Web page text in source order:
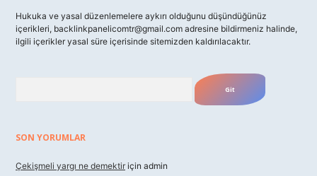
Hukuka ve yasal düzenlemelere aykırı olduğunu düşündüğünüz
içerikleri, backlinkpanelicomtr@gmail.com adresine bildirmeniz halinde,
ilgili içerikler yasal süre içerisinde sitemizden kaldırılacaktır.
SON YORUMLAR
Çekişmeli yargı ne demektir için admin